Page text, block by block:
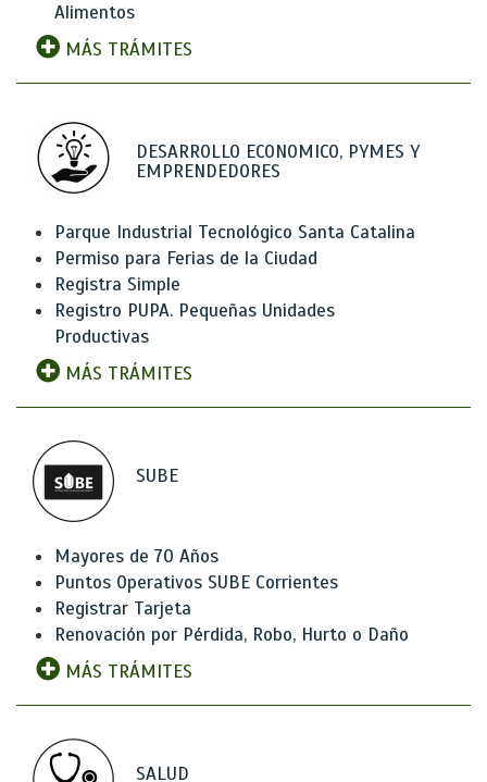
Alimentos
MÁS TRÁMITES
DESARROLLO ECONOMICO, PYMES Y
EMPRENDEDORES
Parque Industrial Tecnológico Santa Catalina
Permiso para Ferias de la Ciudad
Registra Simple
Registro PUPA. Pequeñas Unidades
Productivas
MÁS TRÁMITES
SUBE
Mayores de 70 Años
Puntos Operativos SUBE Corrientes
Registrar Tarjeta
Renovación por Pérdida, Robo, Hurto o Daño
MÁS TRÁMITES
SALUD